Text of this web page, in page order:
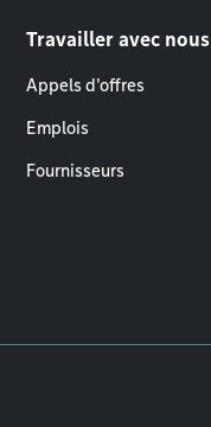
Travailler avec nous
Appels d'offres
Emplois
Fournisseurs